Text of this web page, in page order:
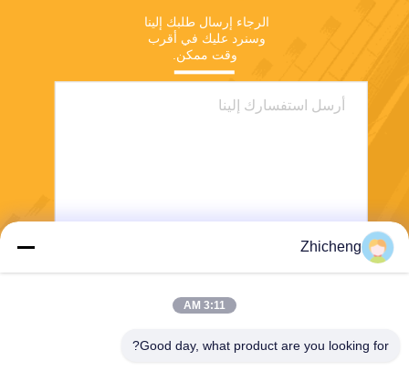
وقت ممكن.
Zhicheng
3:11 AM
Good day, what product are you looking for?